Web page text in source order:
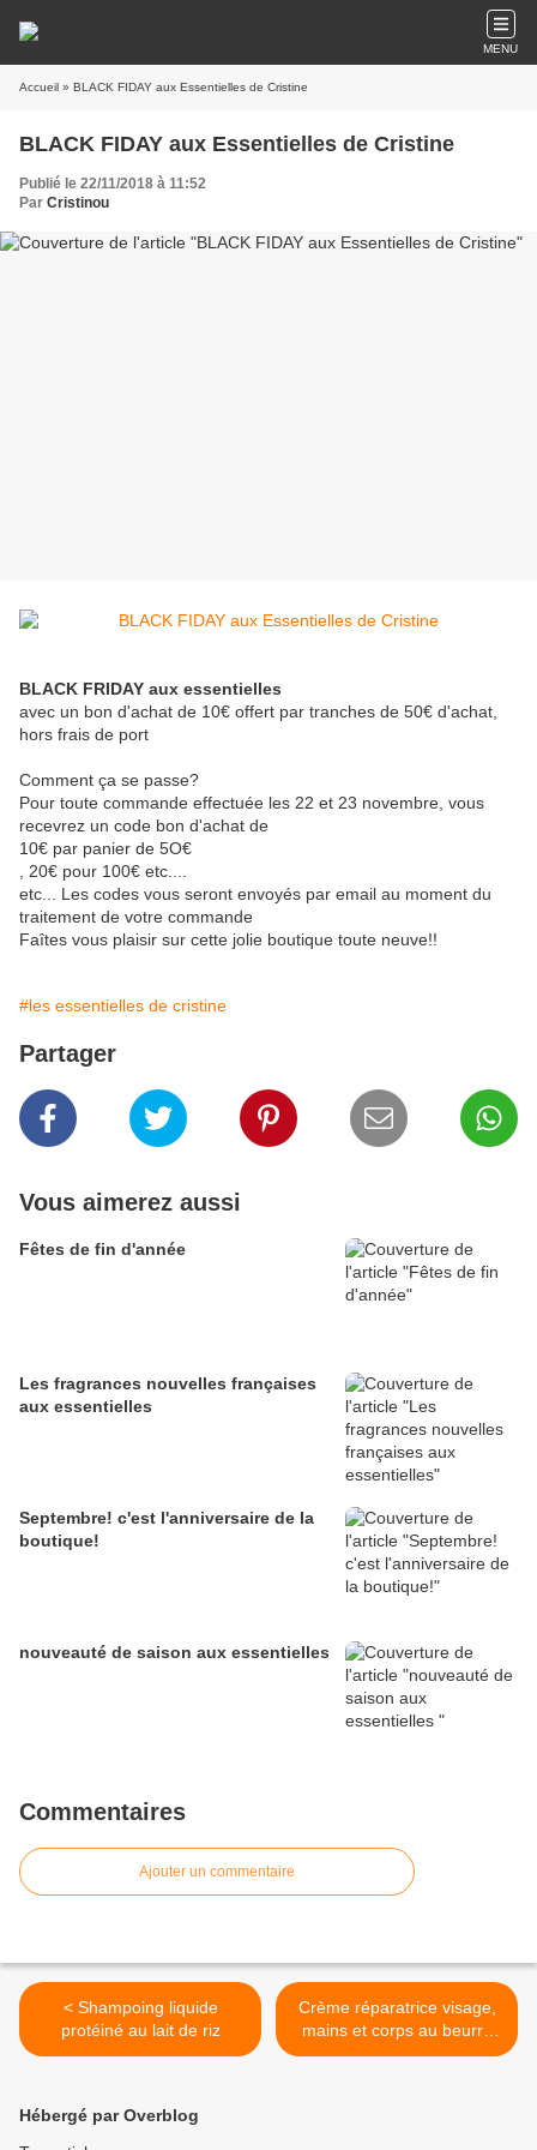
MENU
Accueil » BLACK FIDAY aux Essentielles de Cristine
BLACK FIDAY aux Essentielles de Cristine
Publié le 22/11/2018 à 11:52
Par Cristinou
BLACK FRIDAY aux essentielles
avec un bon d'achat de 10€ offert par tranches de 50€ d'achat,
hors frais de port
Comment ça se passe?
Pour toute commande effectuée les 22 et 23 novembre, vous
recevrez un code bon d'achat de
10€ par panier de 5O€
, 20€ pour 100€ etc....
etc... Les codes vous seront envoyés par email au moment du
traitement de votre commande
Faîtes vous plaisir sur cette jolie boutique toute neuve!!
#les essentielles de cristine
Partager
Vous aimerez aussi
Fêtes de fin d'année
Les fragrances nouvelles françaises
aux essentielles
Septembre! c'est l'anniversaire de la
boutique!
nouveauté de saison aux essentielles
Commentaires
Ajouter un commentaire
< Shampoing liquide
protéiné au lait de riz
Crème réparatrice visage,
mains et corps au beurre
de cacao et à la camomille
Hébergé par Overblog